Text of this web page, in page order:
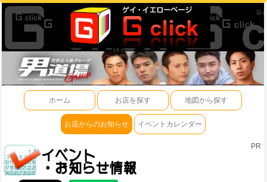
ホーム お店を探す 地図から探す
お店からのお知らせ イベントカレンダー
PR